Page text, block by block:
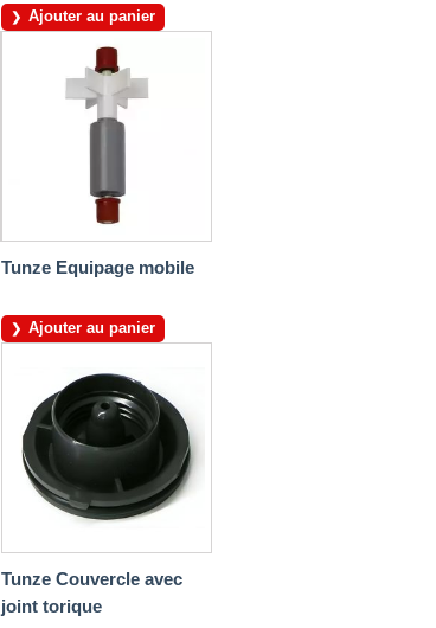
Ajouter au panier
Tunze Equipage mobile
Ajouter au panier
Tunze Couvercle avec
joint torique